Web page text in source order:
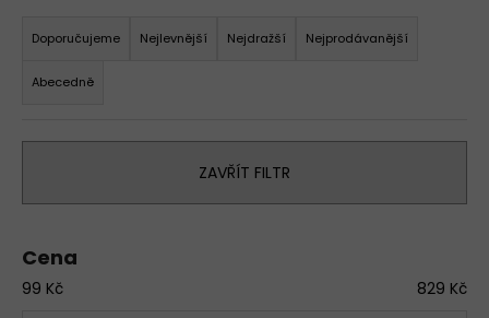
a
r
d
u
Doporučujeme Nejlevnější Nejdražší Nejprodávanější
Abecedně
ZAVŘÍT FILTR
Cena
99 Kč 829 Kč
?
D
u
č